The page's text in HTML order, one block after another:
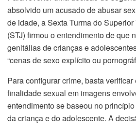
absolvido um acusado de abusar
de idade, aSextaTurma do
(STJ) firmou o entendimento de que
genitálias de crianças e
“cenas de sexo explícito ou
Para configurar crime, basta
finalidade sexual em imagens
entendimento se baseou no
da criança e do adolescente. A